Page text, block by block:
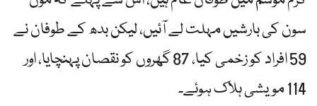
سون کی بارشیں مہلت لے آئیں، لیکن بدھ کے طوفان نے
59 افراد کو زخمی کیا، 87 گھروں کو نقصان پہنچایا، اور
114 مویشی ہلاک ہوئے۔